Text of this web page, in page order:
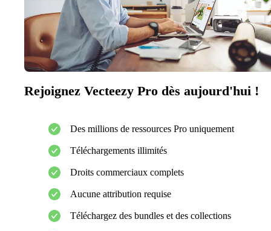
Rejoignez Vecteezy Pro dès aujourd'hui !
Des millions de ressources Pro uniquement
Téléchargements illimités
Droits commerciaux complets
Aucune attribution requise
Téléchargez des bundles et des collections